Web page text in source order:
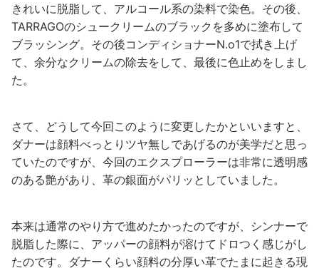
きれいに脱脂して、アルコール系の染料で染色。その後、
TARRAGOのシュークリームのブラックを多めに塗布して
ブラッシング。その後コンディショナーN.o1で拭き上げ
て、余分なクリームの除去をして、最後に色止めをしまし
た。
さて、どうして今回このように変更したかといいますと、
ダナーは顔料べっとりツヤ無しであげるのが美学だと思っ
ていたのですが、今回のエクスプローラーは非常に透明感
のある艶があり、革の銀面がパリッとしていました。
本来は通常のやり方で進めたかったのですが、シンナーで
脱脂した際に、アッパーの顔料が溶けてドロつく感じがし
たのです。ダナーくらい顔料の分厚い革でたまに起きる現